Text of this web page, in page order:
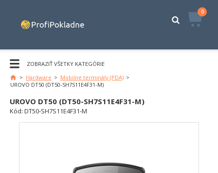
0
ZOBRAZIŤ VŠETKY KATEGÓRIE
> Hardware > Mobilné terminály (PDA) >
UROVO DT50 (DT50-SH7S11E4F31-M)
UROVO DT50 (DT50-SH7S11E4F31-M)
Kód: DT50-SH7S11E4F31-M